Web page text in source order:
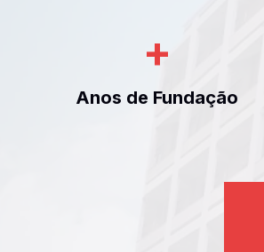
+
Anos de Fundação